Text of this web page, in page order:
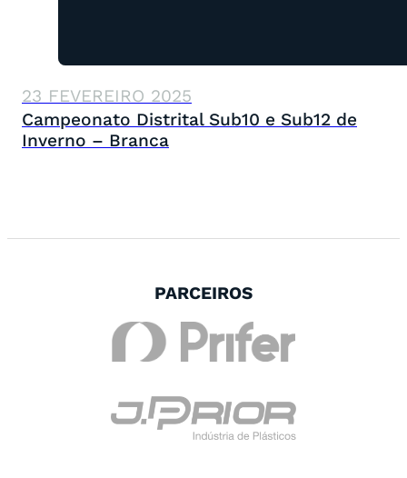
23 FEVEREIRO 2025
Campeonato Distrital Sub10 e Sub12 de
Inverno – Branca
PARCEIROS